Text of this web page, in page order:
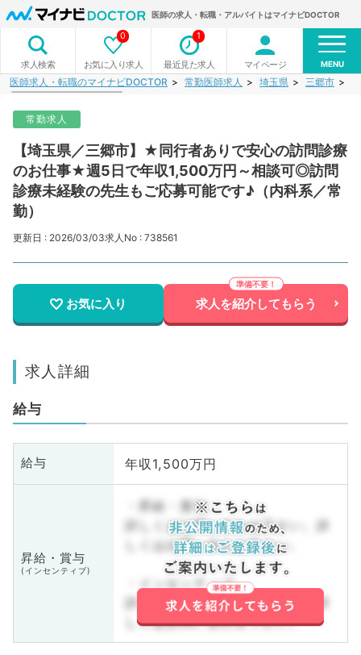
医師の求人・転職・アルバイトはマイナビDOCTOR
求人検索 お気に入り求人
0
最近見た求人
1
マイページ MENU
医師求人・転職のマイナビDOCTOR 常勤医師求人 埼玉県 三郷市
常勤求人
【埼玉県／三郷市】★同行者ありで安心の訪問診療
のお仕事★週5日で年収1,500万円～相談可◎訪問
診療未経験の先生もご応募可能です♪（内科系／常
勤）
更新日 : 2026/03/03求人No : 738561
お気に入り 求人を紹介してもらう
求人詳細
給与
給与 年収1,500万円
昇給・賞与
(インセンティブ)
・昇給・賞与
詳しくはお問い合わせ下さい。詳
しくはお問い合わせ下さい。
・インセンティブ
詳しくはお問い合わせ下さい。詳
しくはお問い合わせ下さい。